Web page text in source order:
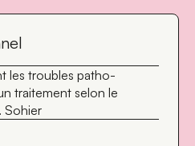
les troubles patho-
traitement selon le
Sohier